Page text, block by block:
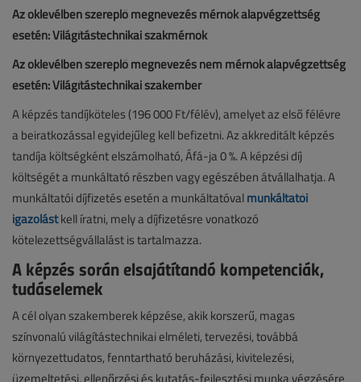
Az oklevélben szereplő megnevezés mérnök alapvégzettség
esetén: Világítástechnikai szakmérnök
Az oklevélben szereplő megnevezés nem mérnök alapvégzettség
esetén: Világítástechnikai szakember
A képzés tandíjköteles (196 000 Ft/félév), amelyet az első félévre
a beiratkozással egyidejűleg kell befizetni. Az akkreditált képzés
tandíja költségként elszámolható, Áfá-ja 0 %. A képzési díj
költségét a munkáltató részben vagy egészében átvállalhatja. A
munkáltatói díjfizetés esetén a munkáltatóvalmunkáltatói
igazolástkell íratni, mely a díjfizetésre vonatkozó
kötelezettségvállalást is tartalmazza.
A képzés során elsajátítandó kompetenciák,
tudáselemek
A cél olyan szakemberek képzése, akik korszerű, magas
színvonalú világítástechnikai elméleti, tervezési, továbbá
környezettudatos, fenntartható beruházási, kivitelezési,
üzemeltetési, ellenőrzési és kutatás-fejlesztési munka végzésére